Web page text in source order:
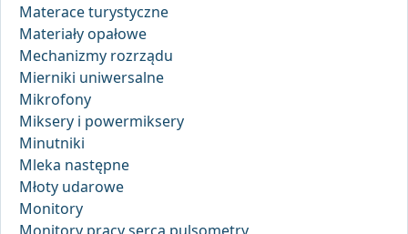
Materace turystyczne
Materiały opałowe
Mechanizmy rozrządu
Mierniki uniwersalne
Mikrofony
Miksery i powermiksery
Minutniki
Mleka następne
Młoty udarowe
Monitory
Monitory pracy serca pulsometry